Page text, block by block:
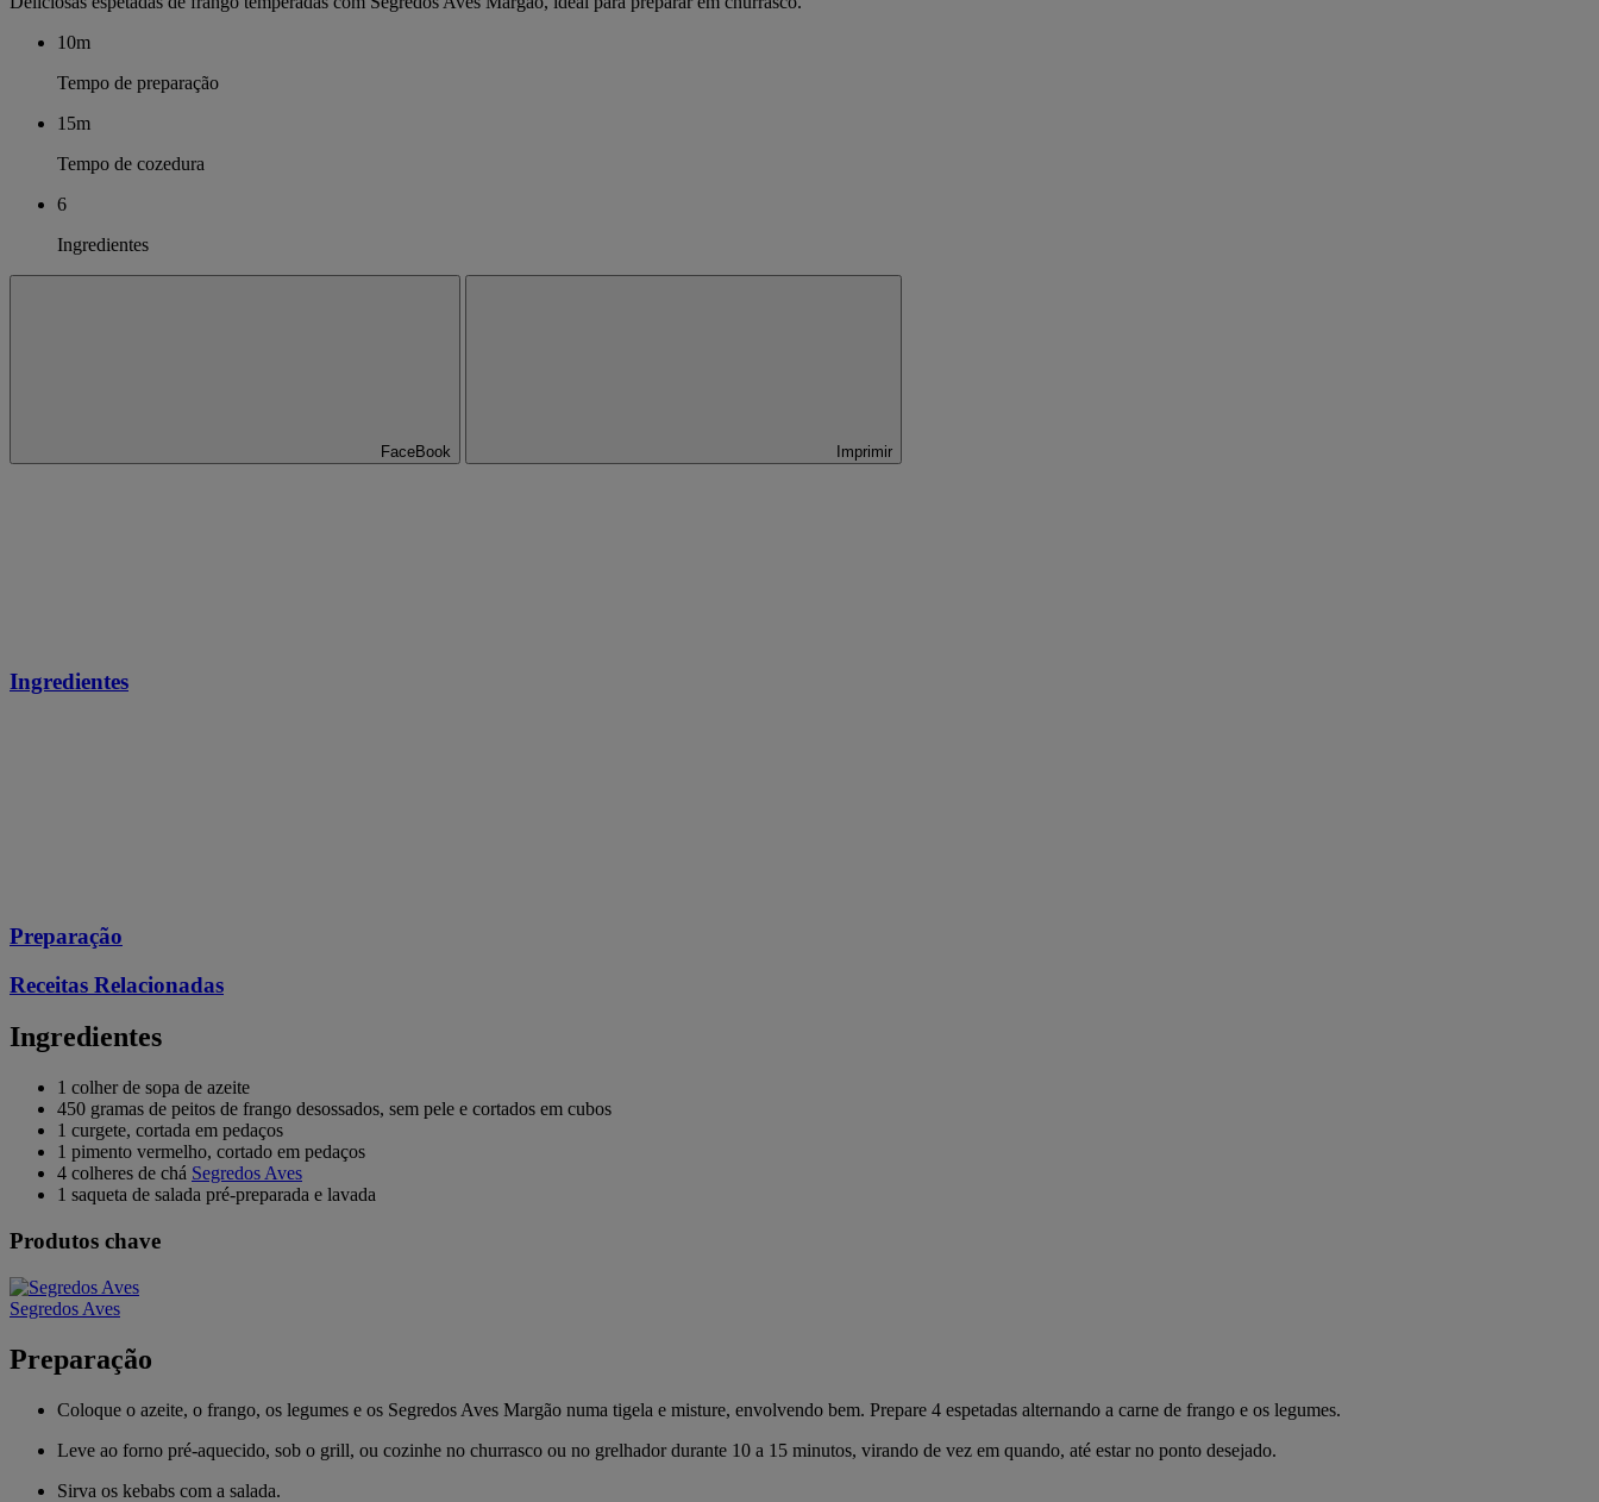
10m
Tempo de preparação
15m
Tempo de cozedura
6
Ingredientes
FaceBook Imprimir
Ingredientes
Preparação
Receitas Relacionadas
Ingredientes
1 colher de sopa de azeite
450 gramas de peitos de frango desossados, sem pele e cortados em cubos
1 curgete, cortada em pedaços
1 pimento vermelho, cortado em pedaços
4 colheres de chá Segredos Aves
1 saqueta de salada pré-preparada e lavada
Produtos chave
Segredos Aves
Preparação
Coloque o azeite, o frango, os legumes e os Segredos Aves Margão numa tigela e misture, envolvendo bem. Prepare 4 espetadas alternando a carne de frango e os legumes.
Leve ao forno pré-aquecido, sob o grill, ou cozinhe no churrasco ou no grelhador durante 10 a 15 minutos, virando de vez em quando, até estar no ponto desejado.
Sirva os kebabs com a salada.